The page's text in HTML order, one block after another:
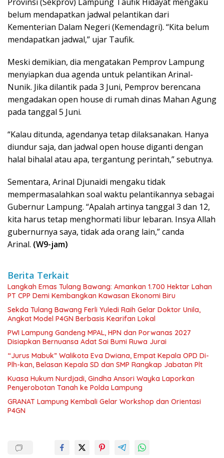
belum mendapatkan jadwal pelantikan dari
Kementerian Dalam Negeri (Kemendagri). “Kita belum
mendapatkan jadwal,” ujar Taufik.
Meski demikian, dia mengatakan Pemprov Lampung
menyiapkan dua agenda untuk pelantikan Arinal-
Nunik. Jika dilantik pada 3 Juni, Pemprov berencana
mengadakan open house di rumah dinas Mahan Agung
pada tanggal 5 Juni.
“Kalau ditunda, agendanya tetap dilaksanakan. Hanya
diundur saja, dan jadwal open house diganti dengan
halal bihalal atau apa, tergantung perintah,” sebutnya.
Sementara, Arinal Djunaidi mengaku tidak
mempermasalahkan soal waktu pelantikannya sebagai
Gubernur Lampung. “Apalah artinya tanggal 3 dan 12,
kita harus tetap menghormati libur lebaran. Insya Allah
gubernurnya saya, tidak ada orang lain,” canda
Arinal. (W9-jam)
Berita Terkait
Langkah Emas Tulang Bawang: Amankan 1.700 Hektar Lahan
PT CPP Demi Kembangkan Kawasan Ekonomi Biru
Sekda Tulang Bawang Ferli Yuledi Raih Gelar Doktor Unila,
Angkat Model P4GN Berbasis Kearifan Lokal
PWI Lampung Gandeng MPAL, HPN dan Porwanas 2027
Disiapkan Bernuansa Adat Sai Bumi Ruwa Jurai
“Jurus Mabuk” Walikota Eva Dwiana, Empat Kepala OPD Di-
Plh-kan, Belasan Kepala SD dan SMP Rangkap Jabatan Plt
Kuasa Hukum Nurdjadi, Gindha Ansori Wayka Laporkan
Penyerobotan Tanah ke Polda Lampung
GRANAT Lampung Kembali Gelar Workshop dan Orientasi
P4GN